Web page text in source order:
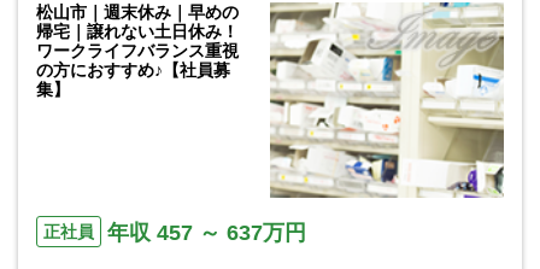
松山市｜週末休み｜早めの
帰宅｜譲れない土日休み！
ワークライフバランス重視
の方におすすめ♪【社員募
集】
正社員 年収 457 ～ 637万円